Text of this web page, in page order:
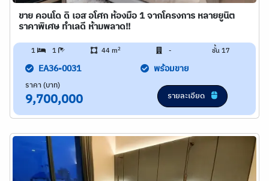
ขาย คอนโด ดิ เอส อโศก ห้องมือ 1 จากโครงการ หลายยูนิต
ราคาพิเศษ ทำเลดี ห้ามพลาด!!
1 1 44 m2 - ชั้น 17
EA36-0031 พร้อมขาย
ราคา (บาท)
9,700,000 รายละเอียด